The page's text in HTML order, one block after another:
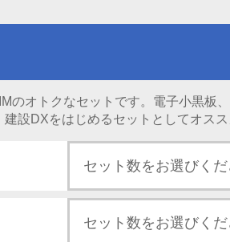
のオトクなセットです。電子小黒板
設DXをはじめるセットとしてオスス